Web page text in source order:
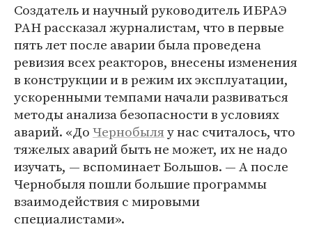
Создатель и научный руководитель ИБРАЭ
РАН рассказал журналистам, что в первые
пять лет после аварии была проведена
ревизия всех реакторов, внесены изменения
в конструкции и в режим их эксплуатации,
ускоренными темпами начали развиваться
методы анализа безопасности в условиях
аварий. «ДоЧернобыляу нас считалось, что
тяжелых аварий быть не может, их не надо
изучать, — вспоминает Большов. — А после
Чернобыля пошли большие программы
взаимодействия с мировыми
специалистами».